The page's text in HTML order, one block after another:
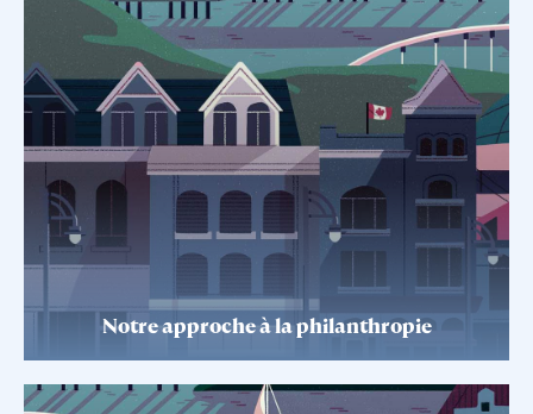
Notre approche à la philanthropie